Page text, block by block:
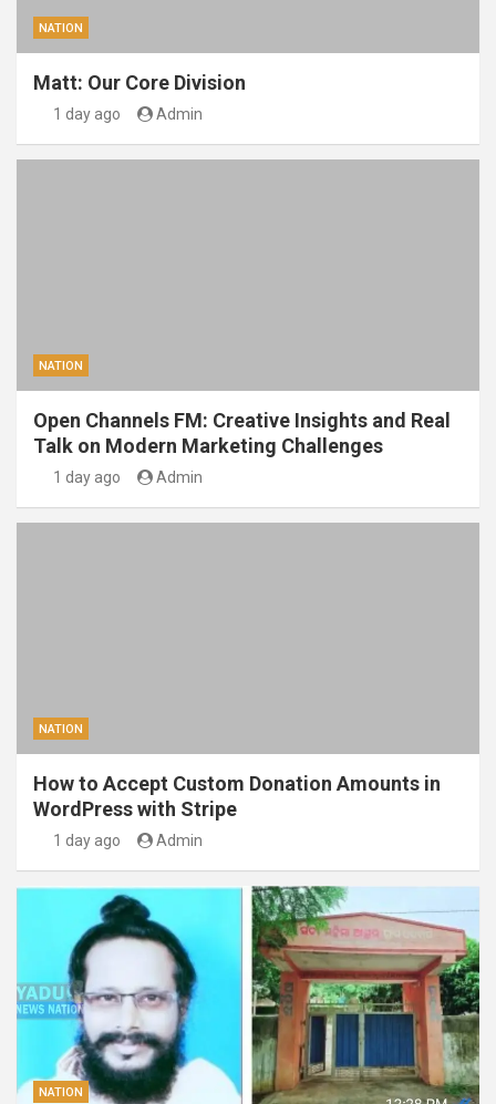
NATION
Matt: Our Core Division
1 day ago Admin
NATION
Open Channels FM: Creative Insights and Real
Talk on Modern Marketing Challenges
1 day ago Admin
NATION
How to Accept Custom Donation Amounts in
WordPress with Stripe
1 day ago Admin
NATION